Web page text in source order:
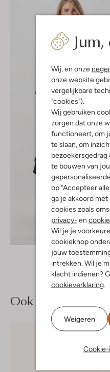
Wij, en onze
onze website
vergelijkbare
"cookies").
Wij gebruiken
zorgen dat onze
functioneert, om
te slaan, om
bezoekersgedrag
te bouwen van
op "Accepteer
ga je akkoord
cookies zoals
privacy- en
Wil je je
cookieknop
jouw
intrekken. Wil je
klacht indienen?
cookieverklaring.
Weigeren
Ontdek de look
Ook iets voor jou?